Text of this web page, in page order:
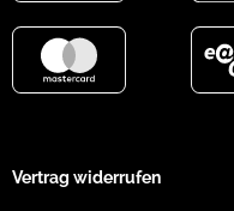
Vertrag widerrufen